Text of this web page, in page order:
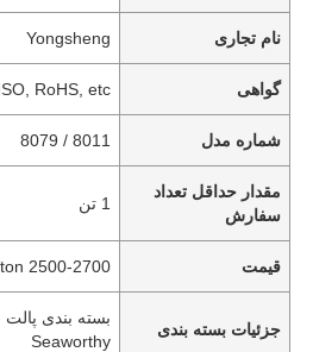
نام تجاری Yongsheng
گواهی RoHS, etc
شماره مدل 8011 / 8079
مقدار حداقل تعداد
سفارش
1 تن
قیمت 2500-2700 usd/ton
جزئیات بسته بندی
بسته بندی پالت
Seaworthy